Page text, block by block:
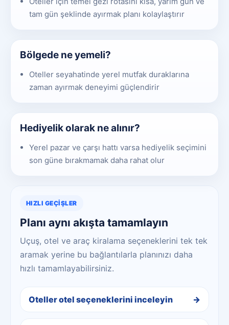
tam gün şeklinde ayırmak planı kolaylaştırır
Bölgede ne yemeli?
Oteller seyahatinde yerel mutfak duraklarına
zaman ayırmak deneyimi güçlendirir
Hediyelik olarak ne alınır?
Yerel pazar ve çarşı hattı varsa hediyelik seçimini
son güne bırakmamak daha rahat olur
HIZLI GEÇIŞLER
Planı aynı akışta tamamlayın
Uçuş, otel ve araç kiralama seçeneklerini tek tek
aramak yerine bu bağlantılarla planınızı daha
hızlı tamamlayabilirsiniz.
Oteller otel seçeneklerini inceleyin